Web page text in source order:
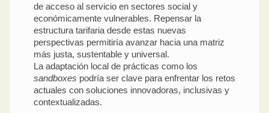
de acceso al servicio en sectores social y
económicamente vulnerables. Repensar la
estructura tarifaria desde estas nuevas
perspectivas permitiría avanzar hacia una matriz
más justa, sustentable y universal.
La adaptación local de prácticas como los
sandboxes podría ser clave para enfrentar los retos
actuales con soluciones innovadoras, inclusivas y
contextualizadas.